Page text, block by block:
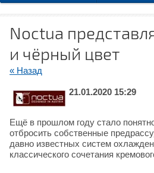
Noctua
и чёрный цвет
« Назад
21.01.2020 15:29
Ещё в прошлом году стало
отбросить собственные
давно известных систем
классического сочетания